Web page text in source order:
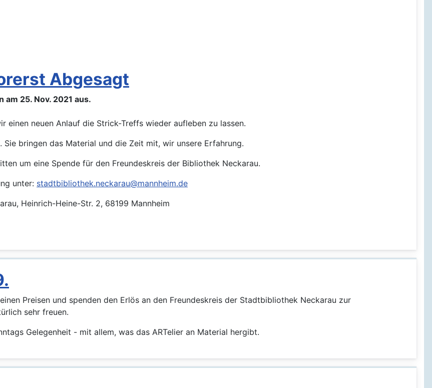
Abgesagt
am 25. Nov. 2021 aus.
einen neuen Anlauf die Strick-Treffs wieder aufleben zu lassen.
bringen das Material und die Zeit mit, wir unsere Erfahrung.
um eine Spende für den Freundeskreis der Bibliothek Neckarau.
unter: stadtbibliothek.neckarau@mannheim.de
Heinrich-Heine-Str. 2, 68199 Mannheim
Preisen und spenden den Erlös an den Freundeskreis der Stadtbibliothek Neckarau zur
sehr freuen.
Gelegenheit - mit allem, was das ARTelier an Material hergibt.